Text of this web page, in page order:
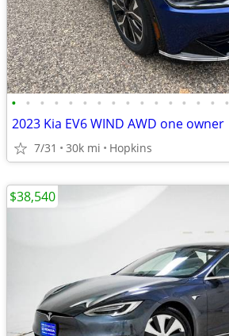
• • • • • • • • • • • • • • • •
2023 Kia EV6 WIND AWD one owner
7/31 30k mi Hopkins
$38,540